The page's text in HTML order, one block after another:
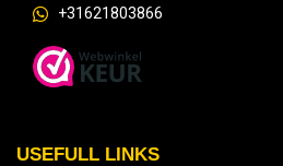
+31621803866
USEFULL LINKS